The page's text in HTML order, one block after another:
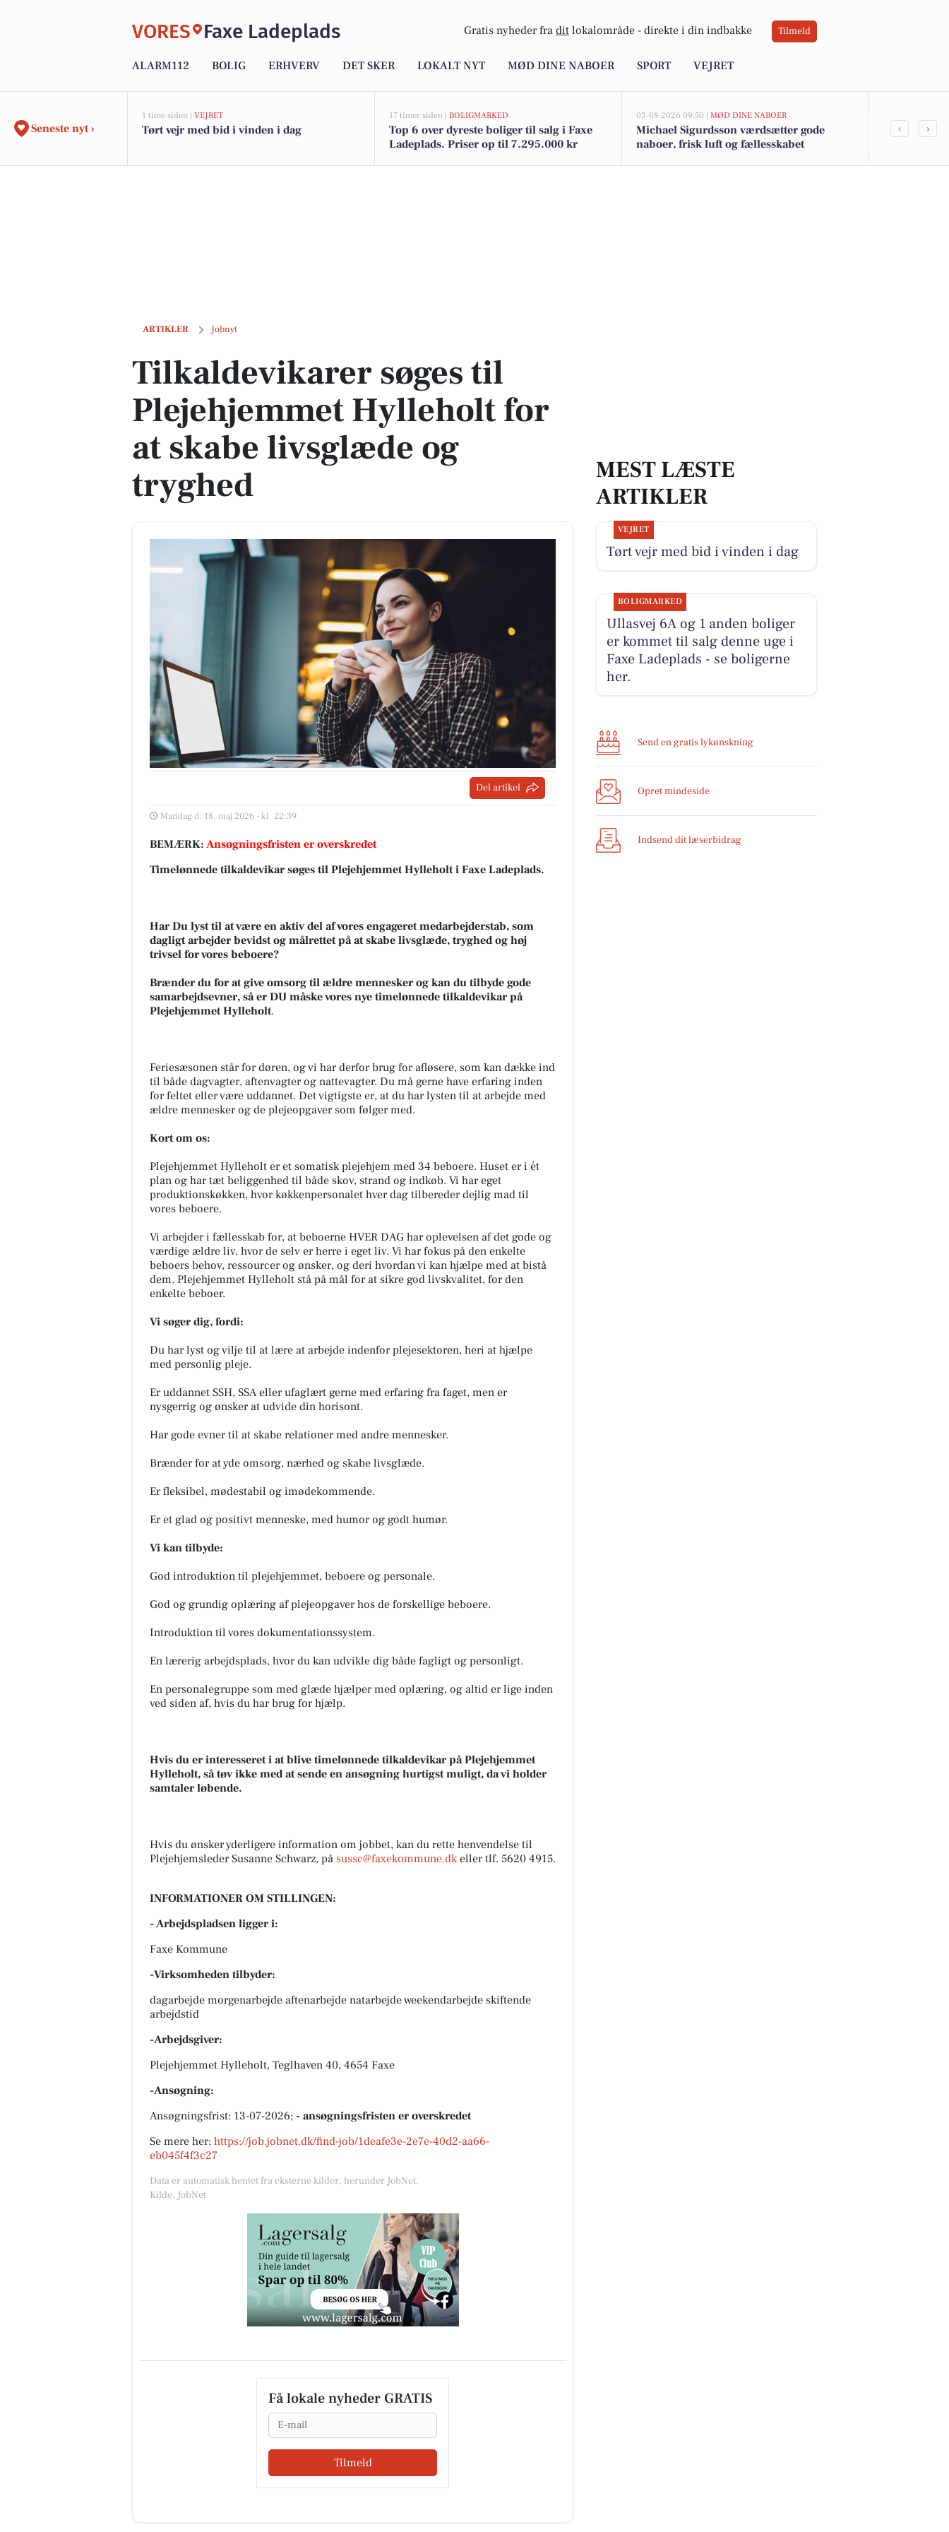
VORES Faxe Ladeplads Gratis nyheder fra dit lokalområde - direkte i din indbakke Tilmeld
ALARM112 BOLIG ERHVERV DET SKER LOKALT NYT MØD DINE NABOER SPORT VEJRET
Seneste nyt ›
1 time siden | VEJRET
Tørt vejr med bid i vinden i dag
17 timer siden | BOLIGMARKED
Top 6 over dyreste boliger til salg i Faxe
Ladeplads. Priser op til 7.295.000 kr
03-08-2026 09:50 | MØD DINE NABOER
Michael Sigurdsson værdsætter gode
naboer, frisk luft og fællesskabet
Keld
‹ ›
ARTIKLER Jobnyt
Tilkaldevikarer søges til Plejehjemmet Hylleholt for at skabe livsglæde og tryghed
Tilkaldevikarer søges til
Plejehjemmet Hylleholt for
at skabe livsglæde og
tryghed
Del artikel
Mandag d. 18. maj 2026 - kl. 22:39
BEMÆRK: Ansøgningsfristen er overskredet
Timelønnede tilkaldevikar søges til Plejehjemmet Hylleholt i Faxe Ladeplads.
Har Du lyst til at være en aktiv del af vores engageret medarbejderstab, som
dagligt arbejder bevidst og målrettet på at skabe livsglæde, tryghed og høj
trivsel for vores beboere?
Brænder du for at give omsorg til ældre mennesker og kan du tilbyde gode
samarbejdsevner, så er DU måske vores nye timelønnede tilkaldevikar på
Plejehjemmet Hylleholt.
Feriesæsonen står for døren, og vi har derfor brug for afløsere, som kan dække ind
til både dagvagter, aftenvagter og nattevagter. Du må gerne have erfaring inden
for feltet eller være uddannet. Det vigtigste er, at du har lysten til at arbejde med
ældre mennesker og de plejeopgaver som følger med.
Kort om os:
Plejehjemmet Hylleholt er et somatisk plejehjem med 34 beboere. Huset er i ét
plan og har tæt beliggenhed til både skov, strand og indkøb. Vi har eget
produktionskøkken, hvor køkkenpersonalet hver dag tilbereder dejlig mad til
vores beboere.
Vi arbejder i fællesskab for, at beboerne HVER DAG har oplevelsen af det gode og
værdige ældre liv, hvor de selv er herre i eget liv. Vi har fokus på den enkelte
beboers behov, ressourcer og ønsker, og deri hvordan vi kan hjælpe med at bistå
dem. Plejehjemmet Hylleholt stå på mål for at sikre god livskvalitet, for den
enkelte beboer.
Vi søger dig, fordi:
Du har lyst og vilje til at lære at arbejde indenfor plejesektoren, heri at hjælpe
med personlig pleje.
Er uddannet SSH, SSA eller ufaglært gerne med erfaring fra faget, men er
nysgerrig og ønsker at udvide din horisont.
Har gode evner til at skabe relationer med andre mennesker.
Brænder for at yde omsorg, nærhed og skabe livsglæde.
Er fleksibel, mødestabil og imødekommende.
Er et glad og positivt menneske, med humor og godt humør.
Vi kan tilbyde:
God introduktion til plejehjemmet, beboere og personale.
God og grundig oplæring af plejeopgaver hos de forskellige beboere.
Introduktion til vores dokumentationssystem.
En lærerig arbejdsplads, hvor du kan udvikle dig både fagligt og personligt.
En personalegruppe som med glæde hjælper med oplæring, og altid er lige inden
ved siden af, hvis du har brug for hjælp.
Hvis du er interesseret i at blive timelønnede tilkaldevikar på Plejehjemmet
Hylleholt, så tøv ikke med at sende en ansøgning hurtigst muligt, da vi holder
samtaler løbende.
Hvis du ønsker yderligere information om jobbet, kan du rette henvendelse til
Plejehjemsleder Susanne Schwarz, på sussc@faxekommune.dkeller tlf. 5620 4915.
INFORMATIONER OM STILLINGEN:
- Arbejdspladsen ligger i:
Faxe Kommune
-Virksomheden tilbyder:
dagarbejde morgenarbejde aftenarbejde natarbejde weekendarbejde skiftende
arbejdstid
-Arbejdsgiver:
Plejehjemmet Hylleholt, Teglhaven 40, 4654 Faxe
-Ansøgning:
Ansøgningsfrist: 13-07-2026; - ansøgningsfristen er overskredet
Se mere her: https://job.jobnet.dk/find-job/1deafe3e-2e7e-40d2-aa66-
eb045f4f3c27
Data er automatisk hentet fra eksterne kilder, herunder JobNet.
Kilde: JobNet
Få lokale nyheder GRATIS
Email
Tilmeld
MEST LÆSTE
ARTIKLER
VEJRET
Tørt vejr med bid i vinden i dag
BOLIGMARKED
Ullasvej 6A og 1 anden boliger
er kommet til salg denne uge i
Faxe Ladeplads - se boligerne
her.
Send en gratis lykønskning
Opret mindeside
Indsend dit læserbidrag